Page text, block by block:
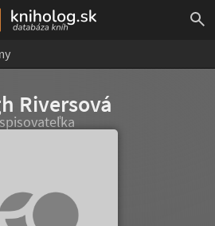
Riversová